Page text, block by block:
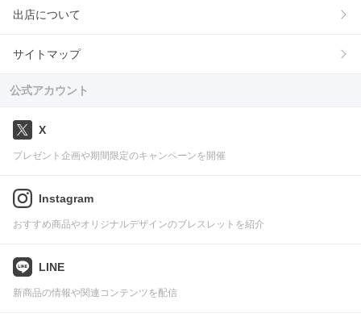
出店について
サイトマップ
公式アカウント
X
プレゼント企画や期間限定のキャンペーンを開催
Instagram
おすすめ商品やオリジナルデザインのブレスレットを紹介
LINE
新商品の情報や関連コンテンツを配信